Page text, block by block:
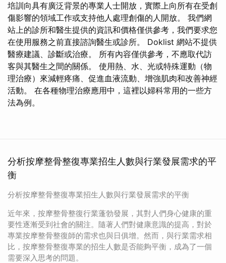
培訓向具有廣泛背景的專業人士開放，實際上向所有在受創
傷影響的領域工作或支持他人處理創傷的人開放。 我們網
站上的診所和醫生提供的資訊和價格僅供參考，我們要求您
在使用服務之前直接諮詢醫生或診所。 Doklist 網站不提供
醫療建議、診斷或治療。 所有內容僅供參考，不應取代訪
客與其醫生之間的關係。 使用熱、水、光或特殊運動（物
理治療）來減輕疼痛、促進血液流動、增強肌肉和改善神經
活動。 在各種物理治療應用中，這裡以婦科常用的一些方
法為例。
分析按摩整骨整復專業招生人數與行業發展需求的平
衡
分析按摩整骨整復專業招生人數與行業發展需求的平衡
近年來，按摩整骨整復行業蓬勃發展，其對人們身心健康的重
要性逐漸受到社會的關注。隨著人們對健康意識的提高，對於
專業按摩整骨整復師的需求也與日俱增。然而，與行業需求相
比，按摩整骨整復專業的招生人數是否能夠平衡，成為了一個
需要深入思考的問題。